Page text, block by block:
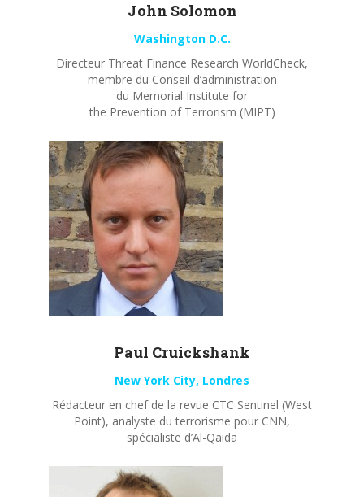
John Solomon
Washington D.C.
Directeur Threat Finance Research WorldCheck,
membre du Conseil d’administration
du Memorial Institute for
the Prevention of Terrorism (MIPT)
Paul Cruickshank
New York City, Londres
Rédacteur en chef de la revue CTC Sentinel (West
Point), analyste du terrorisme pour CNN,
spécialiste d’Al-Qaida